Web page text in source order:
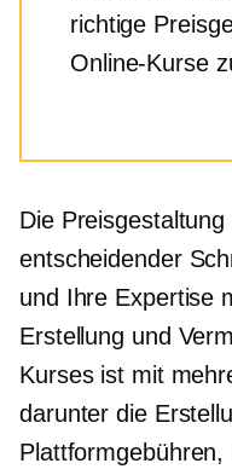
richtige
Online-Kurse
Die
entscheidender
und Ihre Expertise
Erstellung und
Kurses ist mit
darunter die